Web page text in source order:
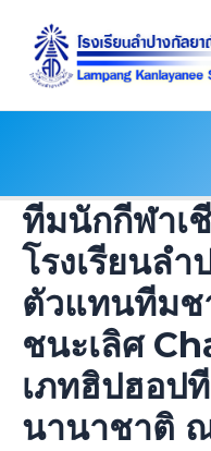
Content
ทีมนักกีฬาเ
โรงเรียนล
ตัวแทนทีมช
ชนะเลิศ
เภทฮิปฮอป
นานาชาติ
Navigation